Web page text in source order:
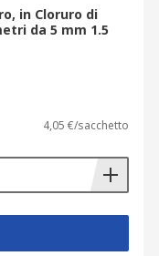
in Cloruro di
da 5 mm 1.5
4,05 €/sacchetto